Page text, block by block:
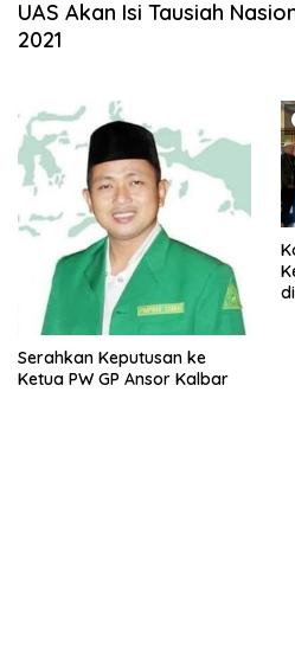
UAS Akan Isi Tausiah
2021
Serahkan Keputusan ke
Ketua PW GP Ansor Kalbar